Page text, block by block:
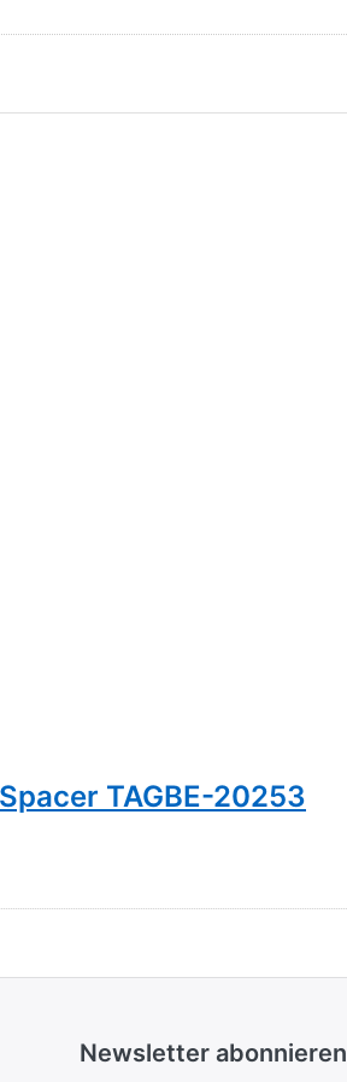
TAGBE-20253
Newsletter abonnieren